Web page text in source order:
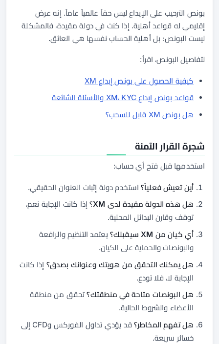
بونص الترحيب على الإيداع ليس حقاً عالمياً عاماً. إنه عرض
إقليمي له قواعد أهلية. إذا كنت في دولة مقيدة، فالمشكلة
ليست البونص؛ بل أهلية الحساب نفسها هي العائق.
لتفاصيل البونص، اقرأ:
كيفية الحصول على بونص إيداع XM
قواعد بونص إيداع XM، KYC والأسئلة الشائعة
هل بونص XM قابل للسحب؟
شجرة القرار الآمنة
استخدمها قبل فتح أي حساب:
أين تعيش فعلياً؟استخدم دولة إثبات العنوان الحقيقي.
هل هذه الدولة مقيدة لدى XM؟
إذا كانت الإجابة نعم،
توقف وقارن البدائل المحلية.
أي كيان من XM سيقبلك؟
يعتمد التنظيم والرافعة
والبونصات والحماية على الكيان.
هل يمكنك التحقق من هويتك وعنوانك بصدق؟ إذا كانت
الإجابة لا، فلا تودع.
هل البونصات متاحة في منطقتك؟تحقق من منطقة
الأعضاء والشروط الحالية.
هل تفهم المخاطر؟
قد يؤدي تداول الفوركس وCFD إلى
خسائر سريعة.